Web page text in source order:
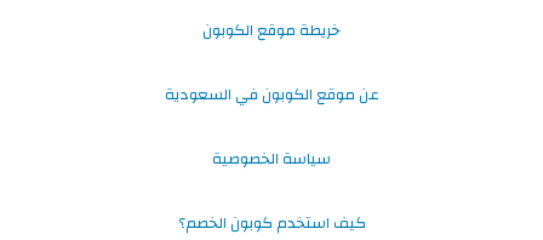
خريطة موقع الكوبون
عن موقع الكوبون في السعودية
سياسة الخصوصية
كيف استخدم كوبون الخصم؟